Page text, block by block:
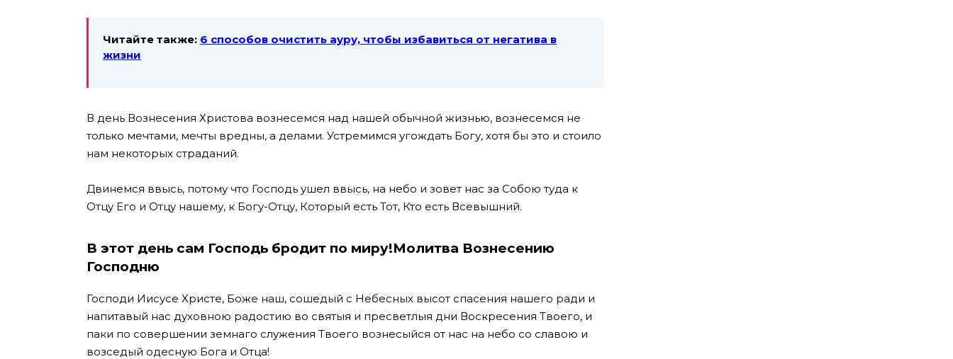
Читайте также: 6 способов очистить ауру, чтобы избавиться от негатива в
жизни
В день Вознесения Христова вознесемся над нашей обычной жизнью, вознесемся не
только мечтами, мечты вредны, а делами. Устремимся угождать Богу, хотя бы это и стоило
нам некоторых страданий.
Двинемся ввысь, потому что Господь ушел ввысь, на небо и зовет нас за Собою туда к
Отцу Его и Отцу нашему, к Богу-Отцу, Который есть Тот, Кто есть Всевышний.
В этот день сам Господь бродит по миру!Молитва Вознесению
Господню
Господи Иисусе Христе, Боже наш, сошедый с Небесных высот спасения нашего ради и
напитавый нас духовною радостию во святыя и пресветлыя дни Воскресения Твоего, и
паки по совершении земнаго служения Твоего вознесыйся от нас на небо со славою и
возседый одесную Бога и Отца!